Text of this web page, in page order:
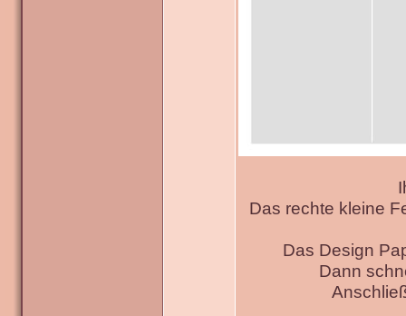
Das rechte kleine
Das Design
Dann